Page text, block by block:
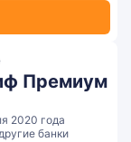
Премиум
2020 года
банки